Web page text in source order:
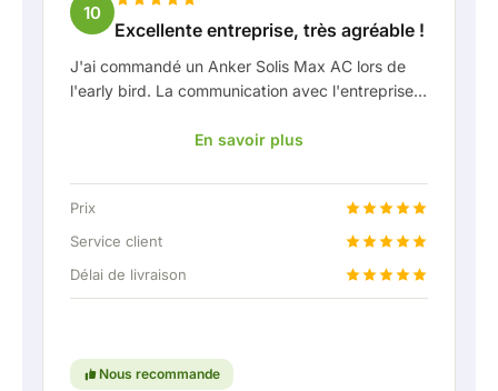
10
Excellente entreprise, très agréable !
J'ai commandé un Anker Solis Max AC lors de
l'early bird. La communication avec l'entreprise,
en tant que client. Rico m'a tenu bien informé de
partagée. Après avoir convenu de la livraison, on
m'a même proposé gratuitement une connexion
fixe pour pouvoir raccorder la batterie
super, évidemment. En bref : une entreprise très
En savoir plus
Prix
Service client
Délai de livraison
Nous recommande